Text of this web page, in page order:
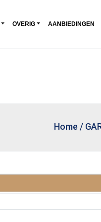
OVERIG AANBIEDINGEN
Home /